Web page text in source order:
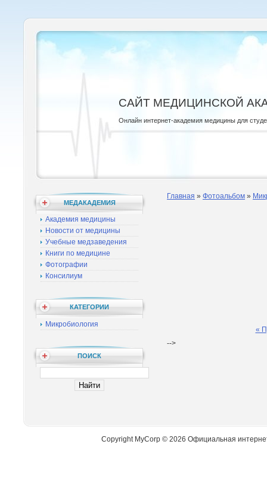
САЙТ МЕДИЦИНСКОЙ
Онлайн интернет-академия медицины для
МЕДАКАДЕМИЯ
Академия медицины
Новости от медицины
Учебные медзаведения
Книги по медицине
Фотографии
Консилиум
КАТЕГОРИИ
Микробиология
ПОИСК
Главная » Фотоальбом »
«
-->
Copyright MyCorp © 2026 Официальная